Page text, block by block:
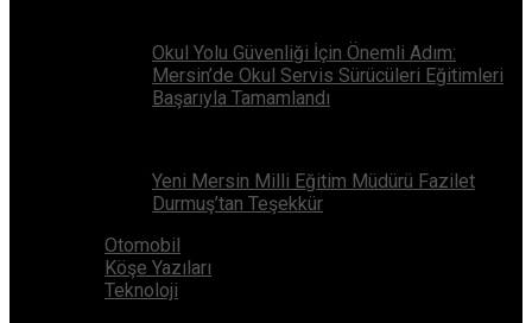
Okul Yolu Güvenliği İçin Önemli Adım:
Mersin’de Okul Servis Sürücüleri Eğitimleri
Başarıyla Tamamlandı
Yeni Mersin Milli Eğitim Müdürü Fazilet
Durmuş’tan Teşekkür
Otomobil
Köşe Yazıları
Teknoloji